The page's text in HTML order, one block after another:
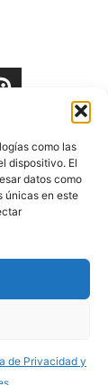
como las
dispositivo. El
datos como
únicas en este
de Privacidad y